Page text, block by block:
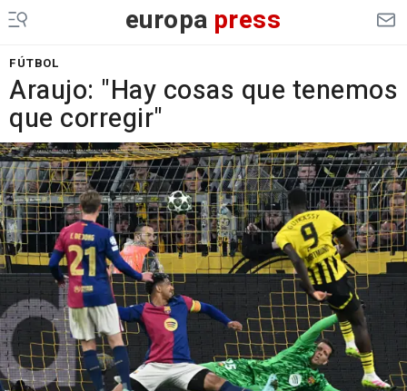
europa press
FÚTBOL
Araujo: "Hay cosas que tenemos
que corregir"